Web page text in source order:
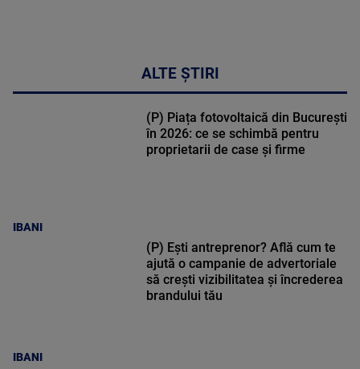
ALTE ȘTIRI
IBANI
(P) Piața fotovoltaică din București
în 2026: ce se schimbă pentru
proprietarii de case și firme
IBANI
(P) Ești antreprenor? Află cum te
ajută o campanie de advertoriale
să crești vizibilitatea și încrederea
brandului tău